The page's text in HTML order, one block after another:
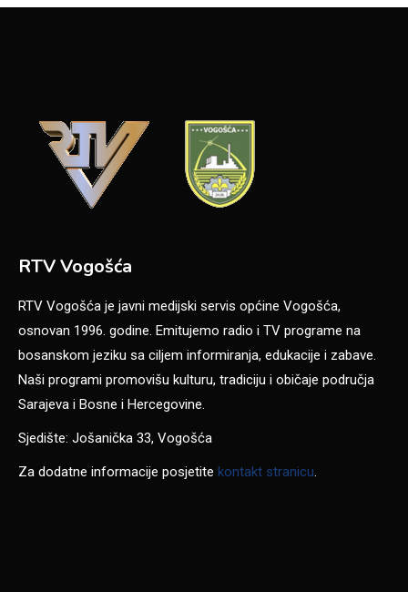
RTV Vogošća
RTV Vogošća je javni medijski servis općine Vogošća,
osnovan 1996. godine. Emitujemo radio i TV programe na
bosanskom jeziku sa ciljem informiranja, edukacije i zabave.
Naši programi promovišu kulturu, tradiciju i običaje područja
Sarajeva i Bosne i Hercegovine.
Sjedište: Jošanička 33, Vogošća
Za dodatne informacije posjetite kontakt stranicu